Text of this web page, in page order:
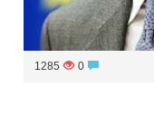
1285